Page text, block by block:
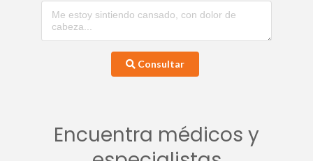
Consultar
Encuentra médicos y